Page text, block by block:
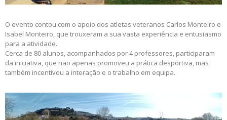
O evento contou com o apoio dos atletas veteranos Carlos Monteiro e
Isabel Monteiro, que trouxeram a sua vasta experiência e entusiasmo
para a atividade.
Cerca de 80 alunos, acompanhados por 4 professores, participaram
da iniciativa, que não apenas promoveu a prática desportiva, mas
também incentivou a interação e o trabalho em equipa.